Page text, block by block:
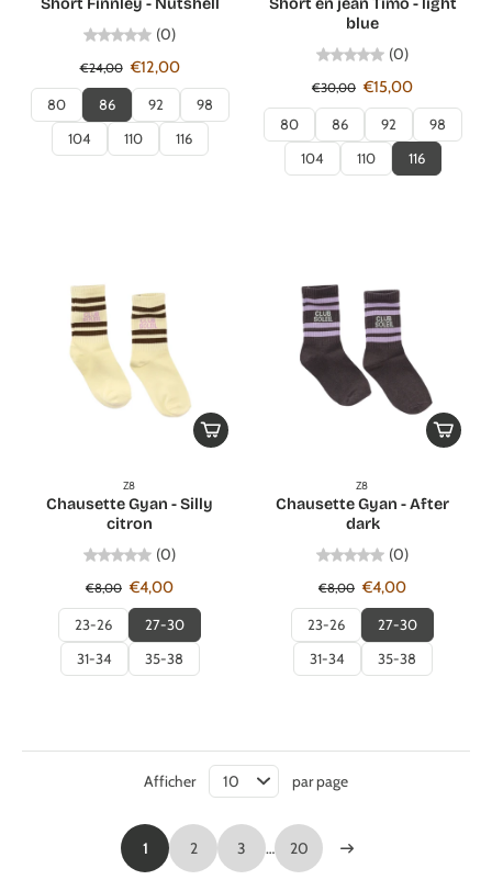
Short Finnley - Nutshell
(0)
€24,00 €12,00
80 86 92
98
104
110 116
Short en jean Timo - light
blue
(0)
€30,00 €15,00
80 86 92
98
104
110 116
Z8
Chausette Gyan - Silly
citron
(0)
€8,00 €4,00
23-26
27-30
31-34
35-38
Z8
Chausette Gyan - After
dark
(0)
€8,00 €4,00
23-26
27-30
31-34
35-38
1 2 3 … 20
Afficher par page